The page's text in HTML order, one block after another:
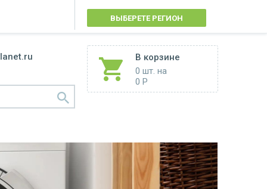
ВЫБЕРЕТЕ РЕГИОН
В корзине
0 шт. на
0 Р